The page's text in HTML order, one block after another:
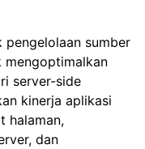
pengelolaan sumber
mengoptimalkan
server-side
kinerja aplikasi
halaman,
dan